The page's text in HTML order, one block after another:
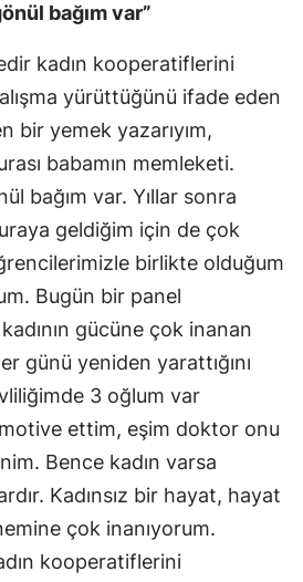
bağım var”
kadın kooperatiflerini
yürüttüğünü ifade eden
bir yemek yazarıyım,
babamın memleketi.
bağım var. Yıllar sonra
geldiğim için de çok
birlikte olduğum
Bugün bir panel
gücüne çok inanan
günü yeniden yarattığını
3 oğlum var
ettim, eşim doktor onu
Bence kadın varsa
Kadınsız bir hayat, hayat
çok inanıyorum.
kooperatiflerini